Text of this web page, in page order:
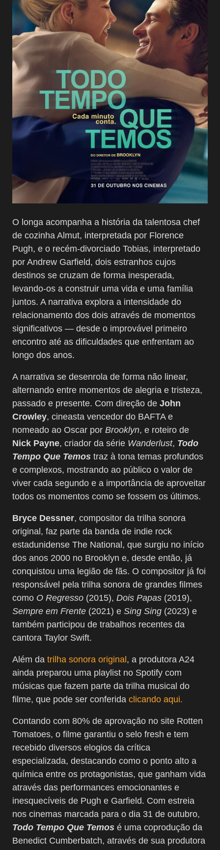
O longa acompanha a história da talentosa chef
de cozinha Almut, interpretada por Florence
Pugh, e o recém-divorciado Tobias, interpretado
por Andrew Garfield, dois estranhos cujos
destinos se cruzam de forma inesperada,
levando-os a construir uma vida e uma família
juntos. A narrativa explora a intensidade do
relacionamento dos dois através de momentos
significativos — desde o improvável primeiro
encontro até as dificuldades que enfrentam ao
longo dos anos.
A narrativa se desenrola de forma não linear,
alternando entre momentos de alegria e tristeza,
passado e presente. Com direção de John
Crowley, cineasta vencedor do BAFTA e
nomeado ao Oscar por Brooklyn, e roteiro de
Nick Payne, criador da série Wanderlust, Todo
Tempo Que Temos traz à tona temas profundos
e complexos, mostrando ao público o valor de
viver cada segundo e a importância de aproveitar
todos os momentos como se fossem os últimos.
Bryce Dessner, compositor da trilha sonora
original, faz parte da banda de indie rock
estadunidense The National, que surgiu no início
dos anos 2000 no Brooklyn e, desde então, já
conquistou uma legião de fãs. O compositor já foi
responsável pela trilha sonora de grandes filmes
como O Regresso (2015), Dois Papas (2019),
Sempre em Frente (2021) e Sing Sing (2023) e
também participou de trabalhos recentes da
cantora Taylor Swift.
Além da trilha sonora original , a produtora A24
ainda preparou uma playlist no Spotify com
músicas que fazem parte da trilha musical do
filme, que pode ser conferida clicando aqui.
Contando com 80% de aprovação no site Rotten
Tomatoes, o filme garantiu o selo fresh e tem
recebido diversos elogios da crítica
especializada, destacando como o ponto alto a
química entre os protagonistas, que ganham vida
através das performances emocionantes e
inesquecíveis de Pugh e Garfield. Com estreia
nos cinemas marcada para o dia 31 de outubro,
Todo Tempo Que Temos é uma coprodução da
Benedict Cumberbatch, através de sua produtora